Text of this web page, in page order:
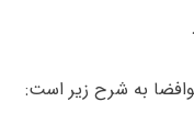
به شرح زیر است: